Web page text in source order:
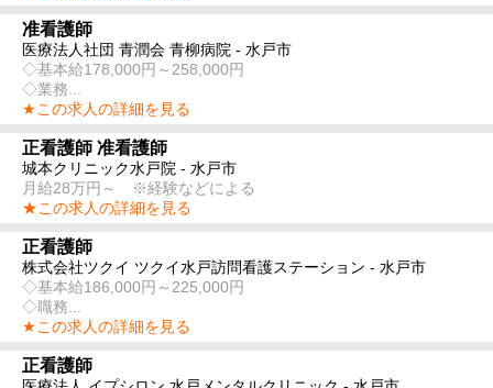
准看護師
医療法人社団 青潤会 青柳病院 - 水戸市
◇基本給178,000円～258,000円
◇業務...
★この求人の詳細を見る
正看護師 准看護師
城本クリニック水戸院 - 水戸市
月給28万円～ ※経験などによる
★この求人の詳細を見る
正看護師
株式会社ツクイ ツクイ水戸訪問看護ステーション - 水戸市
◇基本給186,000円～225,000円
◇職務...
★この求人の詳細を見る
正看護師